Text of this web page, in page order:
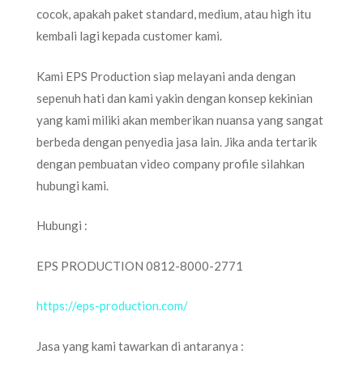
cocok, apakah paket standard, medium, atau high itu
kembali lagi kepada customer kami.
Kami EPS Production siap melayani anda dengan
sepenuh hati dan kami yakin dengan konsep kekinian
yang kami miliki akan memberikan nuansa yang sangat
berbeda dengan penyedia jasa lain. Jika anda tertarik
dengan pembuatan video company profile silahkan
hubungi kami.
Hubungi :
EPS PRODUCTION 0812-8000-2771
https://eps-production.com/
Jasa yang kami tawarkan di antaranya :